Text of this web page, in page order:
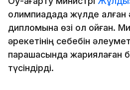
олимпиадада жүлде алған
дипломына өзі қол қойған.
әрекетінің себебін
парақшасында жариялаған
түсіндірді.